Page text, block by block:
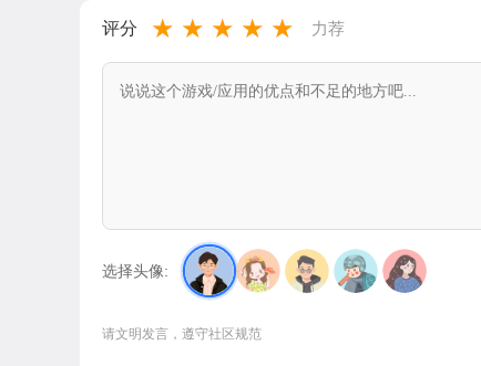
评分 ★ ★ ★ ★ ★ 力荐
选择头像:
请文明发言，遵守社区规范